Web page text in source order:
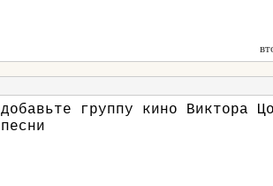
добавьте группу кино Виктора
песни